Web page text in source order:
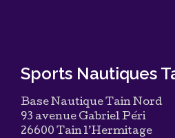
Sports Nautiques
Base Nautique Tain Nord
93 avenue Gabriel Péri
26600 Tain l’Hermitage